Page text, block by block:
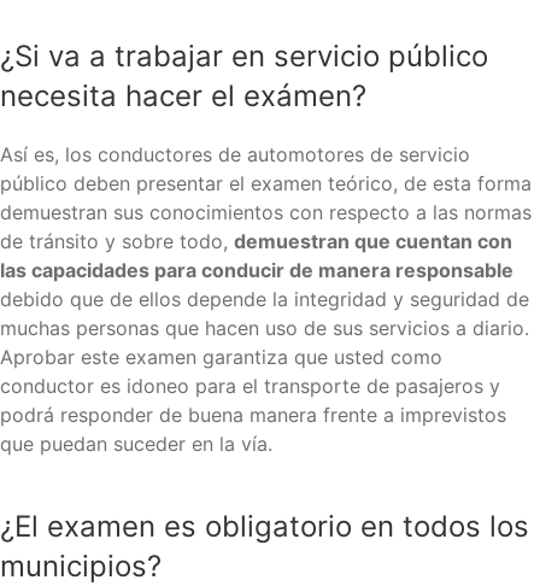
¿Si va a trabajar en servicio público
necesita hacer el exámen?
Así es, los conductores de automotores de servicio
público deben presentar el examen teórico, de esta forma
demuestran sus conocimientos con respecto a las normas
de tránsito y sobre todo, demuestran que cuentan con
las capacidades para conducir de manera responsable
debido que de ellos depende la integridad y seguridad de
muchas personas que hacen uso de sus servicios a diario.
Aprobar este examen garantiza que usted como
conductor es idoneo para el transporte de pasajeros y
podrá responder de buena manera frente a imprevistos
que puedan suceder en la vía.
¿El examen es obligatorio en todos los
municipios?